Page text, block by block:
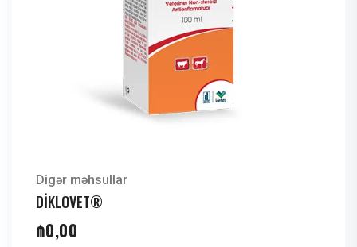
Digər məhsullar
DİKLOVET®
₼0,00